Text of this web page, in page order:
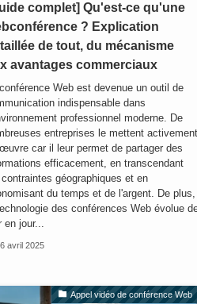
complet] Qu'est-ce qu'une
? Explication
de tout, du mécanisme
avantages commerciaux
Web est devenue un outil de
indispensable dans
professionnel moderne. De
entreprises le mettent activement
car il leur permet de partager des
efficacement, en transcendant
géographiques et en
du temps et de l'argent. De plus,
des conférences Web évolue
en jour...
avril 2025
Appel vidéo de conférence Web